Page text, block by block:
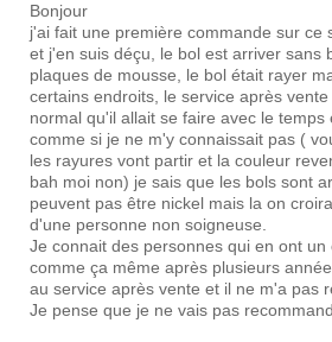
Bonjour
j'ai fait une première commande sur ce
et j'en suis déçu, le bol est arriver sans
plaques de mousse, le bol était rayer
certains endroits, le service après
normal qu'il allait se faire avec le
comme si je ne m'y connaissait pas (
les rayures vont partir et la couleur
bah moi non) je sais que les bols sont
peuvent pas être nickel mais la on
d'une personne non soigneuse.
Je connait des personnes qui en ont
comme ça même après plusieurs
au service après vente et il ne m'a pas
Je pense que je ne vais pas